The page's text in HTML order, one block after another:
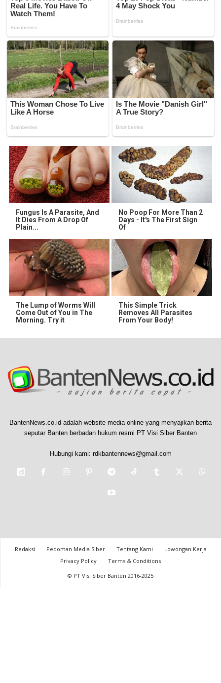
Fungus Is A Parasite, And
It Dies From A Drop Of
Plain...
No Poop For More Than 2
Days - It's The First Sign
Of
The Lump of Worms Will
Come Out of You in The
Morning. Try it
This Simple Trick
Removes All Parasites
From Your Body!
BantenNews.co.id adalah website media online yang menyajikan berita
seputar Banten berbadan hukum resmi PT Visi Siber Banten
Hubungi kami: rdkbantennews@gmail.com
Redaksi Pedoman Media Siber Tentang Kami
Lowongan Kerja
Privacy Policy
Terms & Conditions
© PT Visi Siber Banten 2016-2025